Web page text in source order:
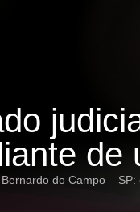
de
do Campo –